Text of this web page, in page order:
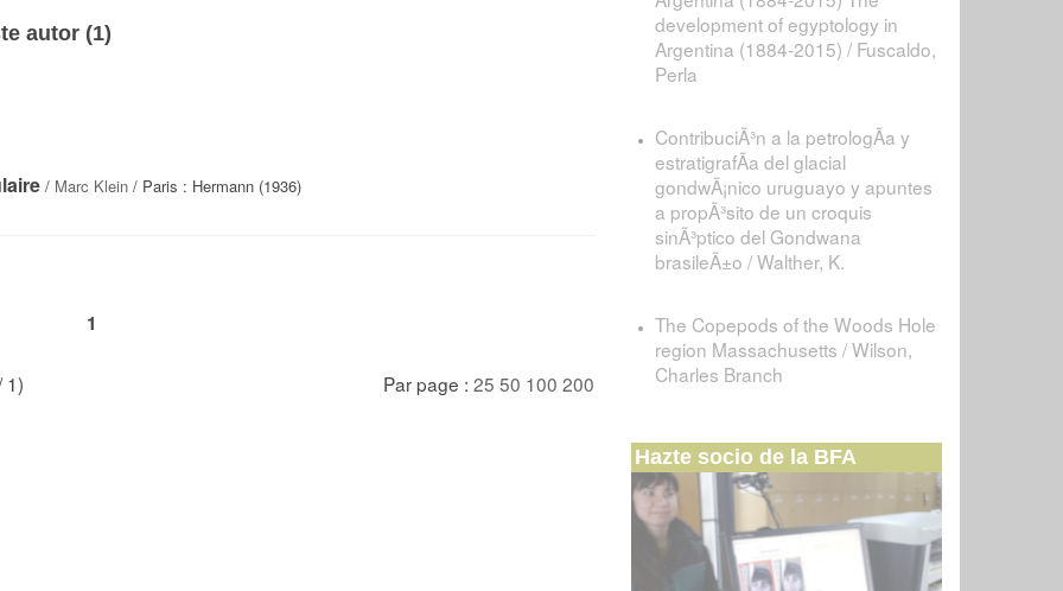
autor (1)
/ Marc Klein / Paris : Hermann (1936)
1
1) Par page : 25 50 100 200
development of egyptology in
Argentina (1884-2015) / Fuscaldo,
Perla
ContribuciÃ³n a la petrologÃ­a y
estratigrafÃ­a del glacial
gondwÃ¡nico uruguayo y apuntes
a propÃ³sito de un croquis
sinÃ³ptico del Gondwana
brasileÃ±o / Walther, K.
The Copepods of the Woods Hole
region Massachusetts / Wilson,
Charles Branch
Hazte socio de la BFA